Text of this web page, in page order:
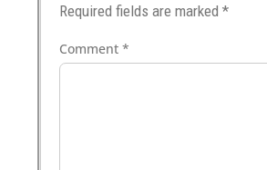
Required fields are marked*
Comment*